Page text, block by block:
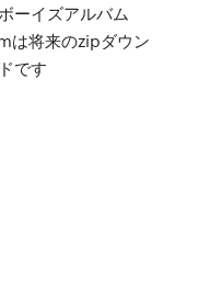
ーイズアルバム
は将来のzipダウン
です